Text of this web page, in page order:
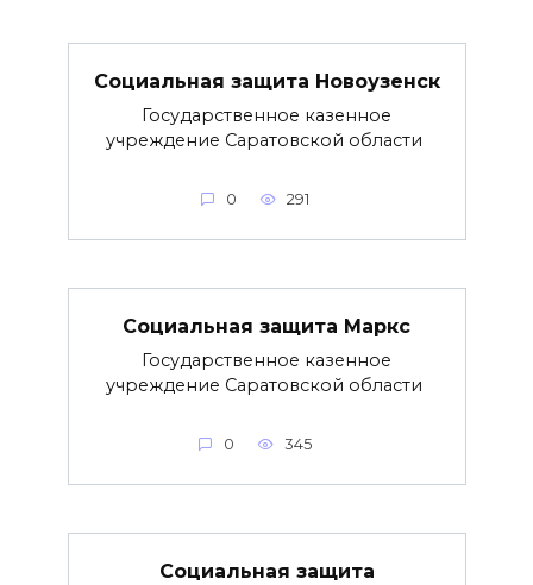
Социальная защита Новоузенск
Государственное казенное
учреждение Саратовской области
0 291
Социальная защита Маркс
Государственное казенное
учреждение Саратовской области
0 345
Социальная защита